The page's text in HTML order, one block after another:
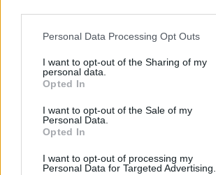
Personal Data Processing Opt Outs
I want to opt-out of the Sharing of my
personal data.
Opted In
I want to opt-out of the Sale of my
Personal Data.
Opted In
I want to opt-out of processing my
Personal Data for Targeted Advertising.